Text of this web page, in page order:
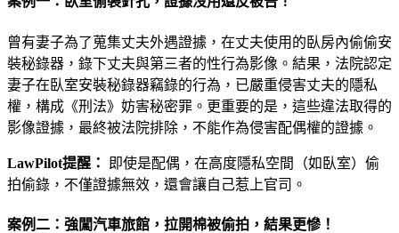
曾有妻子為了蒐集丈夫外遇證據，在丈夫使用的臥房內偷偷安
裝秘錄器，錄下丈夫與第三者的性行為影像。結果，法院認定
妻子在臥室安裝秘錄器竊錄的行為，已嚴重侵害丈夫的隱私
權，構成《刑法》妨害秘密罪。更重要的是，這些違法取得的
影像證據，最終被法院排除，不能作為侵害配偶權的證據。
LawPilot提醒：
即使是配偶，在高度隱私空間（如臥室）偷
拍偷錄，不僅證據無效，還會讓自己惹上官司。
案例二：強闖汽車旅館，拉開棉被偷拍，結果更慘！